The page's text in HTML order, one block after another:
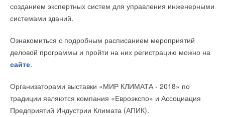
созданием экспертных систем для управления инженерными
системами зданий.
Ознакомиться с подробным расписанием мероприятий
деловой программы и пройти на них регистрацию можно на
сайте.
Организаторами выставки «МИР КЛИМАТА - 2018» по
традиции являются компания «Евроэкспо» и Ассоциация
Предприятий Индустрии Климата (АПИК).
→
LG продвигается в конкурсе DOE США с тепловым
насосом RTU
Индонезии
→
LG Electronics (LG) представит решение по управлению
энергопотреблением на выставке IFA 2023
НОВОСТИ СОК 23 АВГУСТА 2023
→
Как достичь наиболее высокого уровня комфорта в
помещении: совершенствуем HVAC с использованием